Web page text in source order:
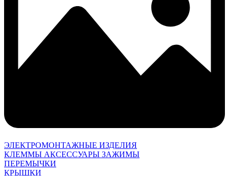
ЭЛЕКТРОМОНТАЖНЫЕ ИЗДЕЛИЯ
КЛЕММЫ АКСЕССУАРЫ ЗАЖИМЫ
ПЕРЕМЫЧКИ
КРЫШКИ